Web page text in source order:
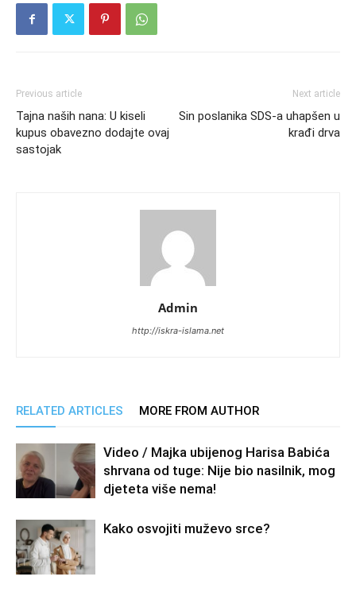
Previous article
Tajna naših nana: U kiseli
kupus obavezno dodajte ovaj
sastojak
Next article
Sin poslanika SDS-a uhapšen u
krađi drva
Admin
http://iskra-islama.net
RELATED ARTICLES MORE FROM AUTHOR
Video / Majka ubijenog Harisa Babića
shrvana od tuge: Nije bio nasilnik, mog
djeteta više nema!
Kako osvojiti muževo srce?